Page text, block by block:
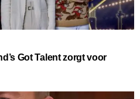
Got Talent zorgt voor